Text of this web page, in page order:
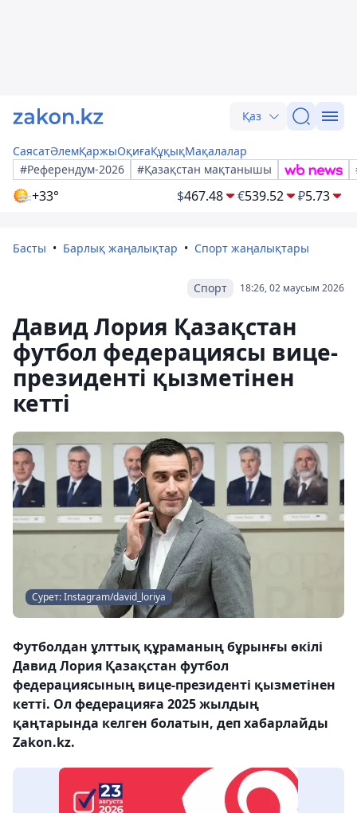
Қаз
СаясатӘлемҚаржыОқиғаҚұқықМақалалар
#Референдум-2026
#Қазақстан мақтанышы
+33° $467.48 €539.52 ₽5.73
Басты Барлық жаңалықтар Спорт жаңалықтары
18:26, 02 маусым 2026
Спорт
Давид Лория Қазақстан
футбол федерациясы вице-
президенті қызметінен
кетті
Сурет: Instagram/david_loriya
Футболдан ұлттық құраманың бұрынғы өкілі
Давид Лория Қазақстан футбол
федерациясының вице-президенті қызметінен
кетті. Ол федерацияға 2025 жылдың
қаңтарында келген болатын, деп хабарлайды
Zakon.kz.